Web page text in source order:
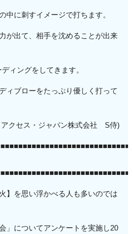
中に刺すイメージで打ちます。
が出て、相手を沈めることが出来
ィングをしてきます。
ィブローをたっぷり優しく打って
クセス・ジャパン株式会社 S侍)
】を思い浮かべる人も多いのでは
」についてアンケートを実施し20